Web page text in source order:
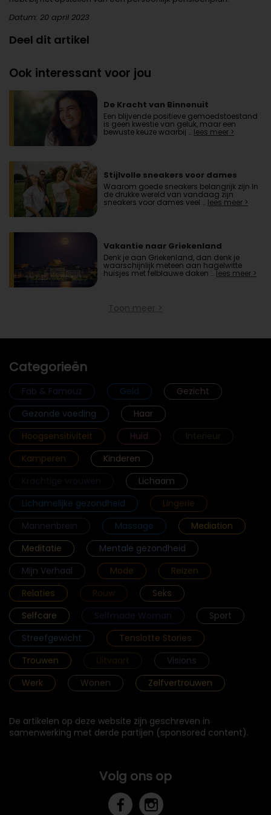
Datum: 20 april 2023
Deel dit artikel
Ook interessant voor jou
De Kracht van Binnenuit
Een blijvende positieve gemoedstoestand
is geen kwestie van geluk, maar een
bewuste keuze waarbij … lees meer >
Stijlvolle sneakers voor dames
Waarom goede sneakers belangrijk zijn In
de drukke wereld van vandaag zijn
sneakers voor dames veel … lees meer >
Vakantie naar Griekenland
Denk je aan Griekenland, dan denk je
waarschijnlijk meteen aan hagelwitte
huisjes met felblauwe daken …lees meer >
Toon meer >
Categorieën
Fab & Famouz Geld
Gezicht
Gezonde voeding
Haar
Hoogsensitiviteit
Huid
Interieur
Kamperen
Kinderen
Lichaam
Lichamelijke gezondheid
Lingerie
Mannenbrein
Massage
Mediation
Meditatie
Mentale gezondheid
Mijn Verhaal
Mode
Reizen
Relaties
Rouw
Seks
Selfcare
Selfmade Woman
Sport
Streefgewicht
Tenslotte Stories
Trouwen
Uitvaart
Visions
Werk
Wonen Zelfvertrouwen
De artikelen op deze website zijn geschreven in
samenwerking met derde partijen (sponsored content).
Volg ons op